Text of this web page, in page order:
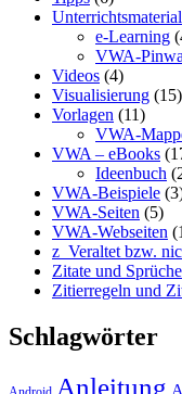
Unterrichtsmaterial
e-Learning
VWA-
Videos (4)
Visualisierung (15)
Vorlagen (11)
VWA-
VWA – eBooks
Ideenbuch
VWA-Beispiele
VWA-Seiten (5)
VWA-Webseiten
z_Veraltet bzw.
Zitate und Sprüche
Zitierregeln und
Schlagwörter
Anleitung